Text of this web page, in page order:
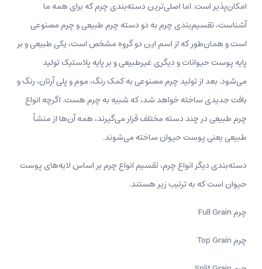
امکان‌پذیر است. اما اصلی‌ترین دسته‌بندی چرم که برای همه ما
آشناست، تقسیم‌بندی چرم به دو دسته چرم طبیعی و چرم مصنوعی
است و همان‌طور که از اسم این دو گروه مشخص است، یکی طبیعی و بر
پایه پوست حیوانات و دیگری غیرطبیعی و بر پایه پلاستیک تولید
می‌شود. بعد از تولید چرم مصنوعی به کمک رنگ، موم و پلی آرتان، رنگ و
بافت جدیدی ساخته خواهد شد، که شبیه به چرم هست. اگرچه انواع
چرم طبیعی در چند دسته مختلف قرار می‌گیرند، همه آن‌ها از منشأ
طبیعی یعنی پوست حیوان ساخته می‌شوند.
دسته‌بندی دیگر انواع چرم، تقسیم انواع چرم بر اساس لایه‌‌های پوست
حیوان است که به ترتیب زیر هستند.
چرم Full Grain
چرم Top Grain